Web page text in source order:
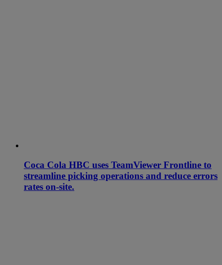
Coca Cola HBC uses TeamViewer Frontline to
streamline picking operations and reduce errors
rates on-site.